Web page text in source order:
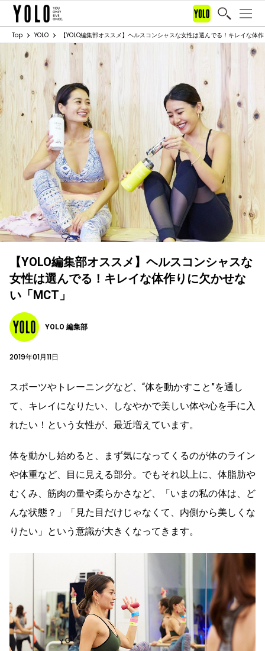
Top YOLO 【YOLO編集部オススメ】ヘルスコンシャスな女性は選んでる！キレイな体
【YOLO編集部オススメ】ヘルスコンシャスな
女性は選んでる！キレイな体作りに欠かせな
い「MCT」
YOLO 編集部
2019年01月11日
スポーツやトレーニングなど、“体を動かすこと”を通し
て、キレイになりたい、しなやかで美しい体や心を手に入
れたい！という女性が、最近増えています。
体を動かし始めると、まず気になってくるのが体のライン
や体重など、目に見える部分。でもそれ以上に、体脂肪や
むくみ、筋肉の量や柔らかさなど、「いまの私の体は、ど
んな状態？」「見た目だけじゃなくて、内側から美しくな
りたい」という意識が大きくなってきます。